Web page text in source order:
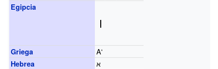
Egipcia
Griega Αʹ
Hebrea א